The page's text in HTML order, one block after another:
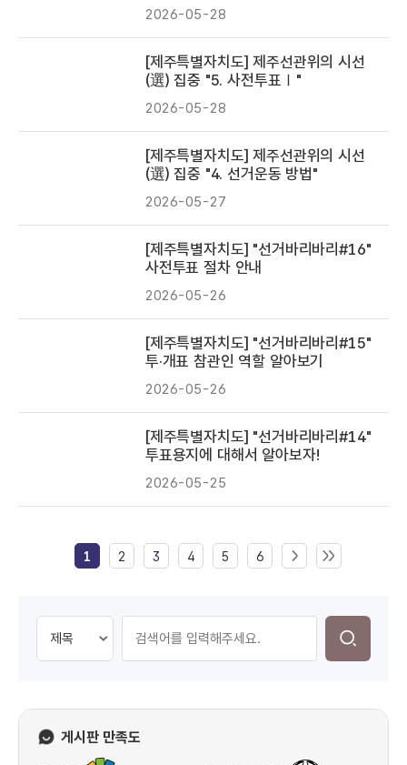
2026-05-28
[제주특별자치도] 제주선관위의 시선
(選) 집중 "5. 사전투표Ⅰ"
2026-05-28
[제주특별자치도] 제주선관위의 시선
(選) 집중 "4. 선거운동 방법"
2026-05-27
[제주특별자치도] "선거바리바리#16"
사전투표 절차 안내
2026-05-26
[제주특별자치도] "선거바리바리#15"
투·개표 참관인 역할 알아보기
2026-05-26
[제주특별자치도] "선거바리바리#14"
투표용지에 대해서 알아보자!
2026-05-25
1 2 3 4 5 6
게시판 만족도